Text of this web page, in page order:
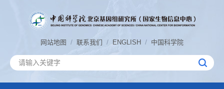
网站地图 / 联系我们 / ENGLISH / 中国科学院